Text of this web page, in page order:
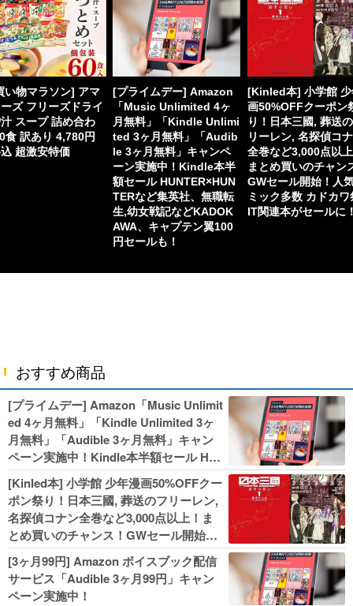
[プライムデー] Amazon
「Music Unlimited 4ヶ
月無料」「Kindle Unlimi
ted 3ヶ月無料」「Audib
le 3ヶ月無料」キャンペ
ーン実施中！Kindle本半
額セール HUNTER×HUN
TERなど集英社、無職転
生,幼女戦記などKADOK
AWA、キャプテン翼100
円セールも！
[Kinled本] 小学館 少
画50%OFFクーポン
り！日本三國, 葬送
リーレン, 名探偵コ
全巻など3,000点以
まとめ買いのチャン
GWセール開始！人
ミック多数 カドカワ
IT関連本がセールに
い物マラソン] アマ
ズ フリーズドライ
スープ 詰め合わ
食 訳あり 4,780円
超激安特価
おすすめ商品
[プライムデー] Amazon「Music Unlimit
ed 4ヶ月無料」「Kindle Unlimited 3ヶ
月無料」「Audible 3ヶ月無料」キャン
ペーン実施中！Kindle本半額セール HU
NTER×HUNTERなど集英社、無職転生,
幼女戦記などKADOKAWA、キャプテン
翼100円セールも！
[Kinled本] 小学館 少年漫画50%OFFクー
ポン祭り！日本三國, 葬送のフリーレン,
名探偵コナン全巻など3,000点以上！ま
とめ買いのチャンス！GWセール開始！
人気コミック多数 カドカワ祭やIT関連本
がセールに！
[3ヶ月99円] Amazon ボイスブック配信
サービス「Audible 3ヶ月99円」キャン
ペーン実施中！